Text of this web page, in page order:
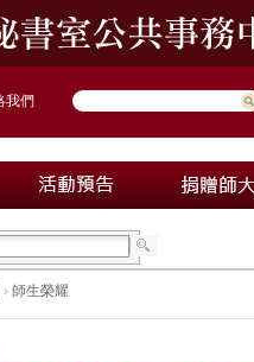
我們
› 師生榮耀